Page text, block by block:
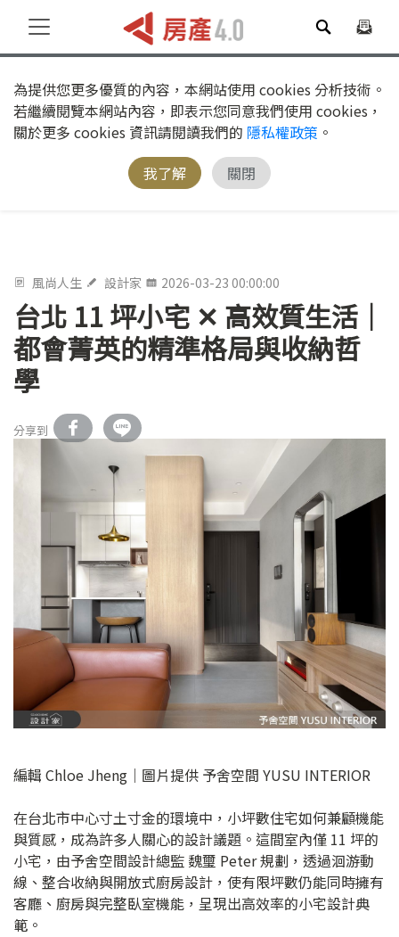
為提供您更多優質的內容，本網站使用 cookies 分析技術。
若繼續閱覽本網站內容，即表示您同意我們使用 cookies，
關於更多 cookies 資訊請閱讀我們的 隱私權政策 。
我了解
關閉
風尚人生 設計家 2026-03-23 00:00:00
台北 11 坪小宅 ✕ 高效質生活｜
都會菁英的精準格局與收納哲
學
分享到
編輯 Chloe Jheng｜圖片提供 予舍空間 YUSU INTERIOR
在台北市中心寸土寸金的環境中，小坪數住宅如何兼顧機能
與質感，成為許多人關心的設計議題。這間室內僅 11 坪的
小宅，由予舍空間設計總監 魏璽 Peter 規劃，透過洄游動
線、整合收納與開放式廚房設計，使有限坪數仍能同時擁有
客廳、廚房與完整臥室機能，呈現出高效率的小宅設計典
範。